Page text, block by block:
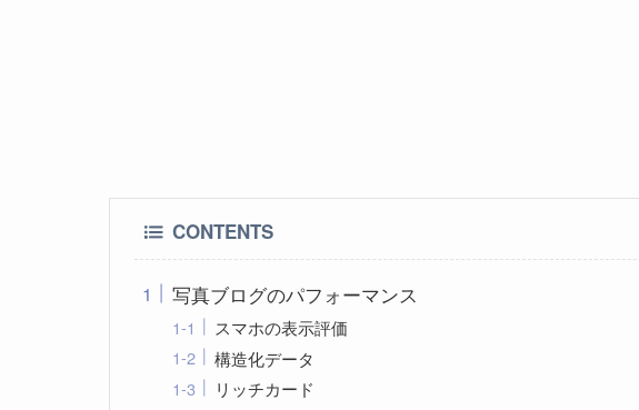
CONTENTS
写真ブログのパフォーマンス
スマホの表示評価
構造化データ
リッチカード